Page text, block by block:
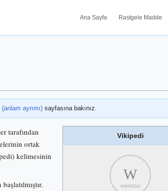
Ana Sayfa Rastgele Madde
ayrımı) sayfasına bakınız.
Vikipedi
W
WIKIPEDIA
tarafından
ortak
kelimesinin